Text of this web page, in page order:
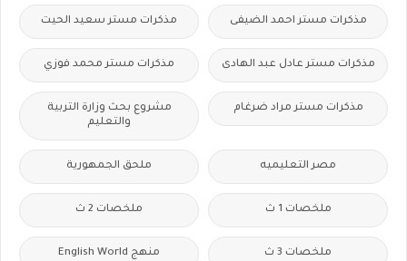
مذكرات مستر احمد الضيفى مذكرات مستر سعيد الحيت
مذكرات مستر عادل عبد الهادى مذكرات مستر محمد فوزي
مذكرات مستر مراد ضرغام
مشروع بحث وزارة التربية
والتعليم
مصر التعليميه ملحق الجمهورية
ملخصات 1 ث ملخصات 2 ث
ملخصات 3 ث منهج English World